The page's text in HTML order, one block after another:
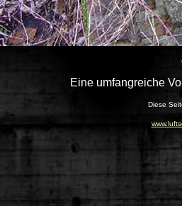
Eine umfangreiche
Diese